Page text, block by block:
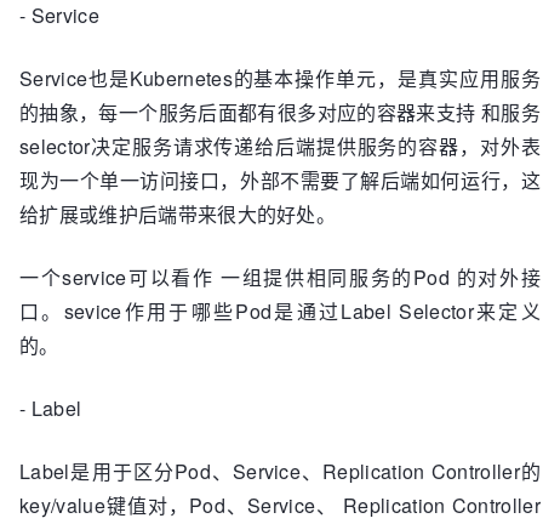
- Service
Service也是Kubernetes的基本操作单元，是真实应用服务
的抽象，每一个服务后面都有很多对应的容器来支持 和服务
selector决定服务请求传递给后端提供服务的容器，对外表
现为一个单一访问接口，外部不需要了解后端如何运行，这
给扩展或维护后端带来很大的好处。
一个service可以看作 一组提供相同服务的Pod 的对外接
口。sevice作用于哪些Pod是通过Label Selector来定义
的。
- Label
Label是用于区分Pod、Service、Replication Controller的
key/value键值对，Pod、Service、 Replication Controller